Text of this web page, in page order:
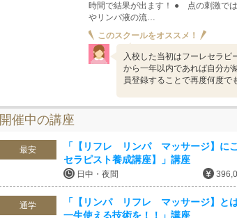
時間で結果が出ます！ ● 点の刺激で
やリンパ液の流…
このスクールをオススメ！
入校した当初はフーレセラピ
から一年以内であれば自分が
員登録することで再度何度
開催中の講座
最安
「【リフレ リンパ マッサージ】に
セラピスト養成講座】」講座
日中・夜間
通学
「【リンパ リフレ マッサージ】と
一生使える技術を！！」講座